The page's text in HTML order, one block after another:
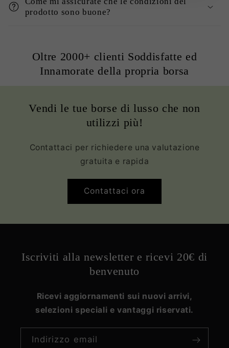
prodotto sono buone?
Oltre 2000+ clienti Soddisfatte ed
Innamorate della propria borsa
Vendi le tue borse di lusso che non
utilizzi più!
Contattaci per richiedere una valutazione
gratuita e rapida
Contattaci ora
Iscriviti alla newsletter e ricevi 20€ di
benvenuto
Ricevi aggiornamenti sui nuovi arrivi,
selezioni speciali e vantaggi riservati.
Indirizzo email